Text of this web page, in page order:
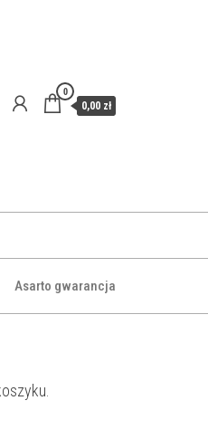
0
0,00 zł
Asarto gwarancja